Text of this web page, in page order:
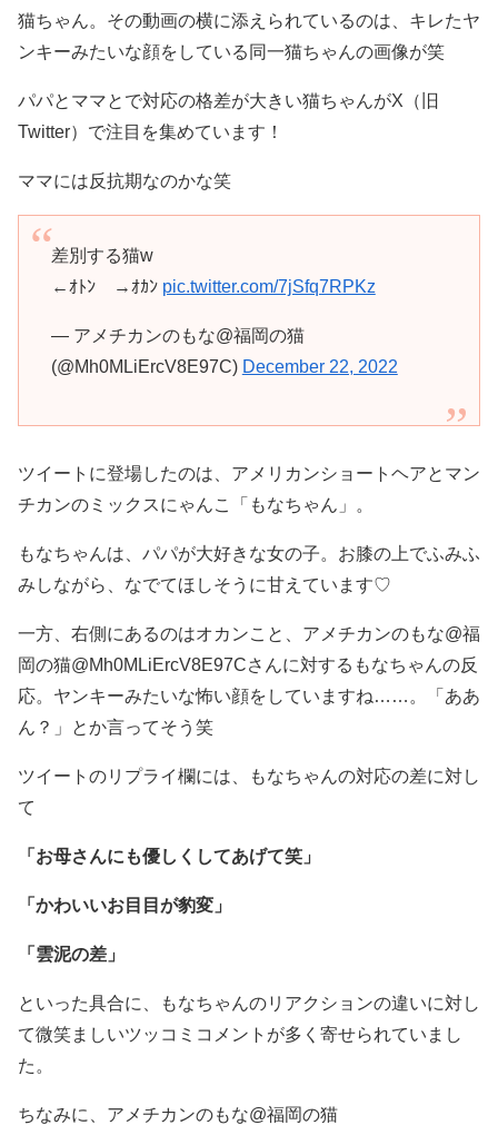
猫ちゃん。その動画の横に添えられているのは、キレたヤ
ンキーみたいな顔をしている同一猫ちゃんの画像が笑
パパとママとで対応の格差が大きい猫ちゃんがX（旧
Twitter）で注目を集めています！
ママには反抗期なのかな笑
差別する猫w
←ｵﾄﾝ →ｵｶﾝ pic.twitter.com/7jSfq7RPKz
— アメチカンのもな@福岡の猫
(@Mh0MLiErcV8E97C) December 22, 2022
ツイートに登場したのは、アメリカンショートヘアとマン
チカンのミックスにゃんこ「もなちゃん」。
もなちゃんは、パパが大好きな女の子。お膝の上でふみふ
みしながら、なでてほしそうに甘えています♡
一方、右側にあるのはオカンこと、アメチカンのもな@福
岡の猫@Mh0MLiErcV8E97Cさんに対するもなちゃんの反
応。ヤンキーみたいな怖い顔をしていますね……。「ああ
ん？」とか言ってそう笑
ツイートのリプライ欄には、もなちゃんの対応の差に対し
て
「お母さんにも優しくしてあげて笑」
「かわいいお目目が豹変」
「雲泥の差」
といった具合に、もなちゃんのリアクションの違いに対し
て微笑ましいツッコミコメントが多く寄せられていまし
た。
ちなみに、アメチカンのもな@福岡の猫